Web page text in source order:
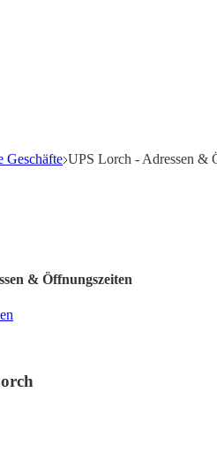
Geschäfte UPS Lorch - Adressen &
& Öffnungszeiten